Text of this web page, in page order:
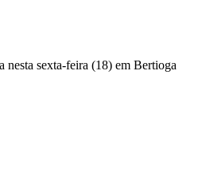
sexta-feira (18) em Bertioga